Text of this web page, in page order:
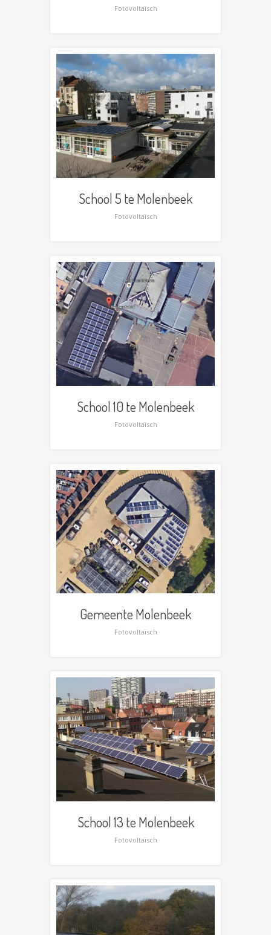
Fotovoltaïsch
School 5 te Molenbeek
Fotovoltaïsch
School 10 te Molenbeek
Fotovoltaïsch
Gemeente Molenbeek
Fotovoltaïsch
School 13 te Molenbeek
Fotovoltaïsch